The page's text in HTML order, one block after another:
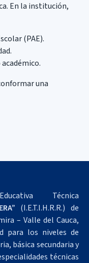
En la institución,
(PAE).
una
Técnica
(I.E.T.I.H.R.R.) de
– Valle del Cauca,
para los niveles de
básica secundaria y
técnicas